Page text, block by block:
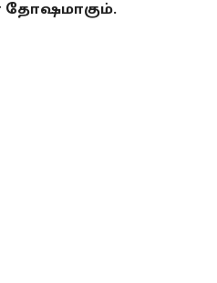
தோஷமாகும்.